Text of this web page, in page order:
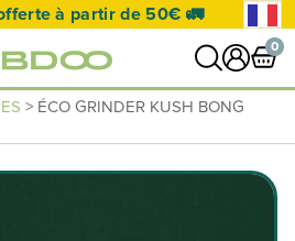
à partir de 50€ 🚛
0
> ÉCO GRINDER KUSH BONG